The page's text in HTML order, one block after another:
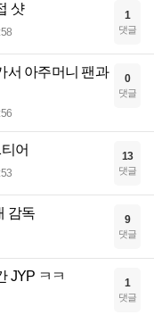
샷 1
댓글
서 아주머니 팬과
0
댓글
어 13
댓글
감독 9
댓글
JYP ㅋㅋ 1
댓글